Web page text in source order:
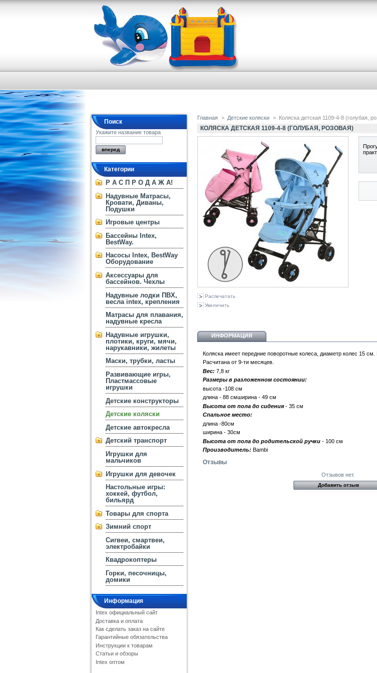
Поиск
Укажите название товара
Категории
Р А С П Р О Д А Ж А!
Надувные Матрасы,
Кровати, Диваны,
Подушки
Игровые центры
Бассейны Intex,
BestWay.
Насосы Intex, BestWay
Оборудование
Аксессуары для
бассейнов. Чехлы
Надувные лодки ПВХ,
весла intex, крепления
Матрасы для плавания,
надувные кресла
Надувные игрушки,
плотики, круги, мячи,
нарукавники, жилеты
Маски, трубки, ласты
Развивающие игры,
Пластмассовые
игрушки
Детские конструкторы
Детские коляски
Детские автокресла
Детский транспорт
Игрушки для
мальчиков
Игрушки для девочек
Настольные игры:
хоккей, футбол,
бильярд
Товары для спорта
Зимний спорт
Сигвеи, смартвеи,
электробайки
Квадрокоптеры
Горки, песочницы,
домики
Информация
Intex официальный сайт
Доставка и оплата
Как сделать заказ на сайте
Гарантийные обязательства
Инструкции к товарам
Статьи и обзоры
Intex оптом
Главная > Детские коляски > Коляска детская 1109-4-8 (голубая,
КОЛЯСКА ДЕТСКАЯ 1109-4-8 (ГОЛУБАЯ, РОЗОВАЯ)
Распечатать
Увеличить
ИНФОРМАЦИЯ
Коляска имеет передние поворотные колеса, диаметр колес 15 см.
Расчитана от 9-ти месяцев.
Вес: 7,8 кг
Размеры в разложенном состоянии:
высота -108 см
длина - 88 смширина - 49 см
Высота от пола до сидения- 35 см
Спальное место:
длина -80см
ширина - 30см
Высота от пола до родительской ручки - 100 см
Производитель: Bambi
Отзывы
Отзывов нет.